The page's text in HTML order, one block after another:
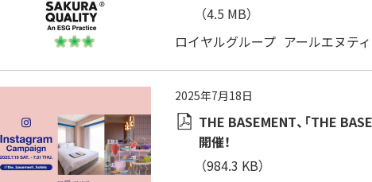
（4.5 MB）
ロイヤルグループ アールエヌテ
2025年7月18日
THE BASEMENT、「THE
開催！
（984.3 KB）